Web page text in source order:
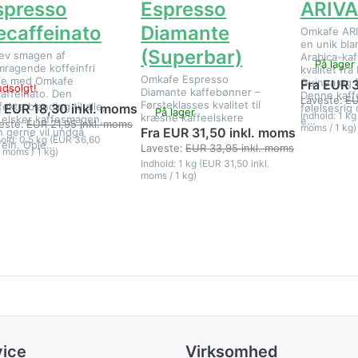
smagen af
koffeinfri
med Omkafe
Den
blanding til alle,
kaffesmagen,
gerne vil undgå
Ople…
EUR 18,30 inkl. moms
EUR 21,95 inkl. moms
0,5 kg (EUR 36,60
moms / 1 kg)
Espresso
Diamante
(Superbar)
Omkafe Espresso
Diamante kaffebønner –
Førsteklasses kvalitet til
kræsne kaffeelskere
På lager
Fra EUR 31,50 inkl. moms
Laveste: EUR 33,95 inkl. moms
Indhold: 1 kg (EUR 31,50 inkl.
moms / 1 kg)
Omkafe
en unik
Arabica-
kvalitet fra
Guinea og
Denne
følelsesrig
e…
På lager
Fra EUR
Laveste:
Indhold: 1
moms / 1 kg)
Virksomhed